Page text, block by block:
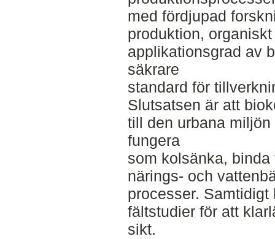
med fördjupad
produktion,
applikationsgrad av
säkrare
standard för
Slutsatsen är att
till den urbana
fungera
som kolsänka,
närings- och
processer.
fältstudier för att
sikt.